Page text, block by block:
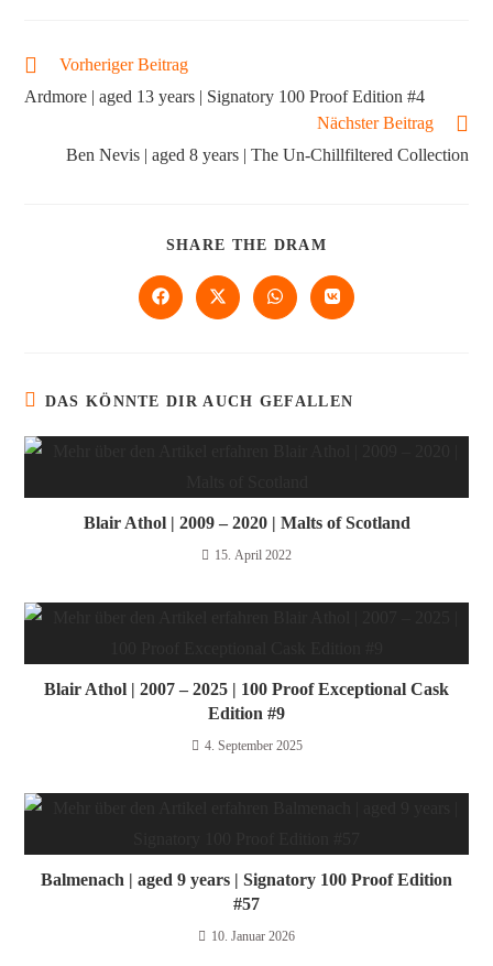
Vorheriger Beitrag
Ardmore | aged 13 years | Signatory 100 Proof Edition #4
Nächster Beitrag
Ben Nevis | aged 8 years | The Un-Chillfiltered Collection
SHARE THE DRAM
DAS KÖNNTE DIR AUCH GEFALLEN
Blair Athol | 2009 – 2020 | Malts of Scotland
15. April 2022
Blair Athol | 2007 – 2025 | 100 Proof Exceptional Cask
Edition #9
4. September 2025
Balmenach | aged 9 years | Signatory 100 Proof Edition
#57
10. Januar 2026